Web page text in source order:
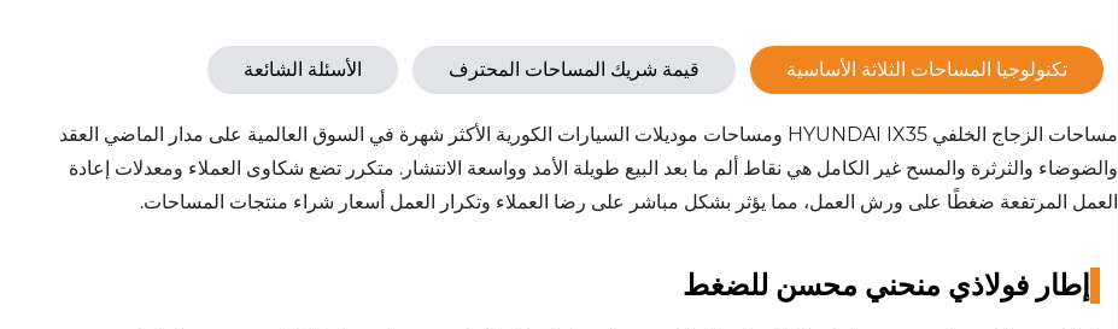
تكنولوجيا المساحات الثلاثة الأساسية قيمة شريك المساحات المحترف الأسئلة الشائعة
مساحات الزجاج الخلفي HYUNDAI IX35 ومساحات موديلات السيارات الكورية الأكثر شهرة في السوق العالمية على مدار الماضي العقد
والضوضاء والثرثرة والمسح غير الكامل هي نقاط ألم ما بعد البيع طويلة الأمد وواسعة الانتشار. متكرر تضع شكاوى العملاء ومعدلات إعادة
العمل المرتفعة ضغطًا على ورش العمل، مما يؤثر بشكل مباشر على رضا العملاء وتكرار العمل أسعار شراء منتجات المساحات.
إطار فولاذي منحني محسن للضغط